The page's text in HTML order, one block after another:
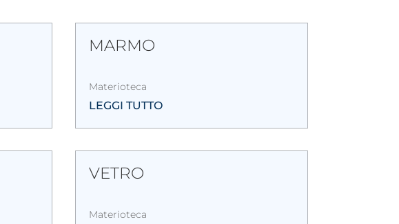
MARMO
Materioteca
LEGGI TUTTO
VETRO
Materioteca